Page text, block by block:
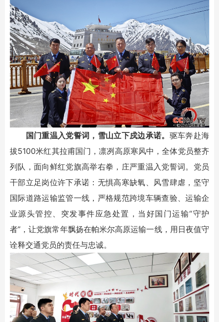
国门重温入党誓词，雪山立下戍边承诺。 驱车奔赴海
拔5100米红其拉甫国门，凛冽高原寒风中，全体党员整齐
列队，面向鲜红党旗高举右拳，庄严重温入党誓词。党员
干部立足岗位许下承诺：无惧高寒缺氧、风雪肆虐，坚守
国际道路运输监管一线，严格规范跨境车辆查验、运输企
业源头管控、突发事件应急处置，当好国门运输“守护
者”，让党旗常年飘扬在帕米尔高原运输一线，用日夜值守
诠释交通党员的责任与忠诚。